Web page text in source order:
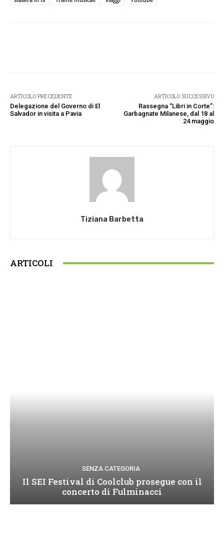
ARTICOLO PRECEDENTE
Delegazione del Governo di El
Salvador in visita a Pavia
ARTICOLO SUCCESSIVO
Rassegna “Libri in Corte”:
Garbagnate Milanese, dal 18 al
24 maggio
Tiziana Barbetta
ARTICOLI
SENZA CATEGORIA
Il SEI Festival di Coolclub prosegue con il
concerto di Fulminacci